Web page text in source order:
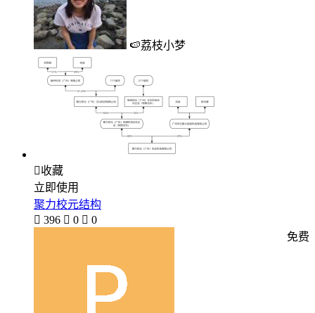
🍉荔枝小梦
收藏
立即使用
聚力校元结构
 396  0  0
免费